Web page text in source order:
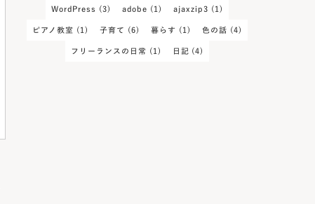
WordPress (3) adobe (1) ajaxzip3 (1)
ピアノ教室 (1) 子育て (6) 暮らす (1) 色の話 (4)
フリーランスの日常 (1) 日記 (4)